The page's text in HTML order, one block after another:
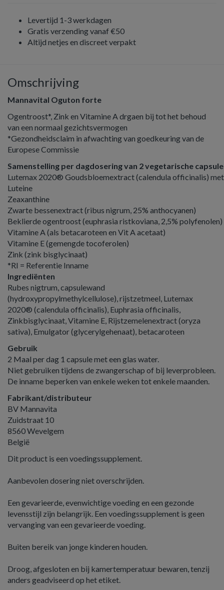
Levertijd 1-3 werkdagen
Gratis verzending vanaf €50
Altijd netjes en discreet verpakt
Omschrijving
Mannavital Oguton forte
Ogentroost*, Zink en Vitamine A drgaen bij tot het behoud
van een normaal gezichtsvermogen
*Gezondheidsclaim in afwachting van goedkeuring van de
Europese Commissie
Samenstelling per dagdosering van 2 vegetarische
Lutemax 2020® Goudsbloemextract (calendula officinalis)
Luteine
Zeaxanthine
Zwarte bessenextract (ribus nigrum, 25% anthocyanen)
Beklierde ogentroost (euphrasia ristkoviana, 2,5% polyfenolen)
Vitamine A (als betacaroteen en Vit A acetaat)
Vitamine E (gemengde tocoferolen)
Zink (zink bisglycinaat)
*RI = Referentie Inname
Ingrediënten
Rubes nigtrum, capsulewand
(hydroxypropylmethylcellulose), rijstzetmeel, Lutemax
2020® (calendula officinalis), Euphrasia officinalis,
Zinkbisglycinaat, Vitamine E, Rijstzemelenextract (oryza
sativa), Emulgator (glycerylgehenaat), betacaroteen
Gebruik
2 Maal per dag 1 capsule met een glas water.
Niet gebruiken tijdens de zwangerschap of bij leverprobleen.
De inname beperken van enkele weken tot enkele maanden.
Fabrikant/distributeur
BV Mannavita
Zuidstraat 10
8560 Wevelgem
België
Dit product is een voedingssupplement.
Aanbevolen dosering niet overschrijden.
Een gevarieerde, evenwichtige voeding en een gezonde
levensstijl zijn belangrijk. Een voedingssupplement is geen
vervanging van een gevarieerde voeding.
Buiten bereik van jonge kinderen houden.
Droog, afgesloten en bij kamertemperatuur bewaren, tenzij
anders geadviseerd op het etiket.